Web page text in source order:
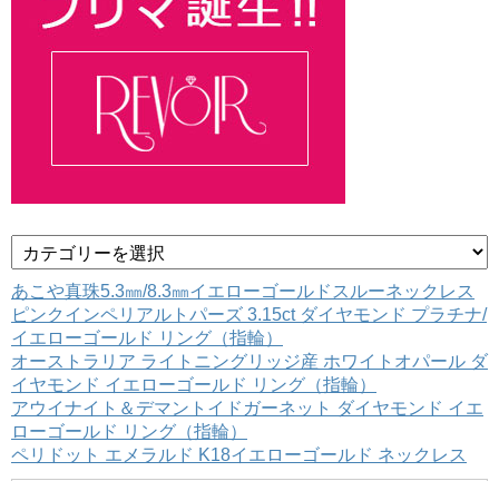
テ
ゴ
リ
ー
あこや真珠5.3㎜/8.3㎜イエローゴールドスルーネックレス
ピンクインペリアルトパーズ 3.15ct ダイヤモンド プラチナ/
イエローゴールド リング（指輪）
オーストラリア ライトニングリッジ産 ホワイトオパール ダ
イヤモンド イエローゴールド リング（指輪）
アウイナイト＆デマントイドガーネット ダイヤモンド イエ
ローゴールド リング（指輪）
ペリドット エメラルド K18イエローゴールド ネックレス